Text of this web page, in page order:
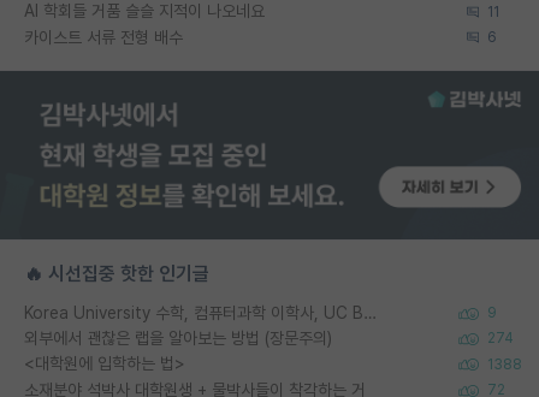
AI 학회들 거품 슬슬 지적이 나오네요 11
카이스트 서류 전형 배수 6
🔥 시선집중 핫한 인기글
Korea University 수학, 컴퓨터과학 이학사, UC Berkeley 산업공학 대학원 공학박사가 되는 것은 쉽지 않겠죠? 9
외부에서 괜찮은 랩을 알아보는 방법 (장문주의) 274
<대학원에 입학하는 법> 1388
소재분야 석박사 대학원생 + 물박사들이 착각하는 거 72